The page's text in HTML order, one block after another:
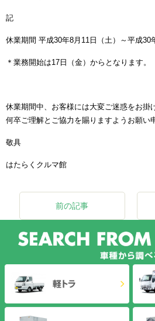
記
休業期間 平成30年8月11日（土）～平成30
＊業務開始は17日（金）からとなります。
休業期間中、お客様には大変ご迷惑をお掛
何卒ご理解とご協力を賜りますようお願い
敬具
はたらくクルマ館
前の記事